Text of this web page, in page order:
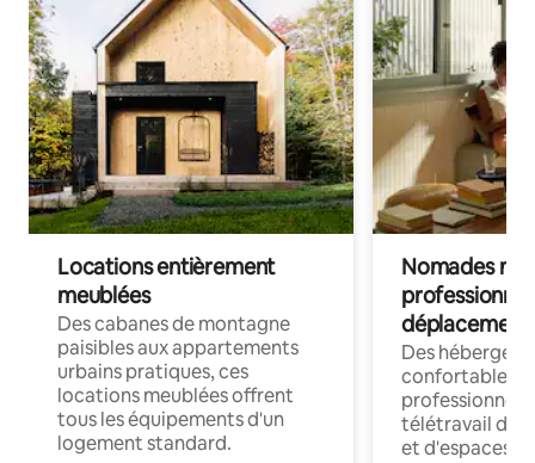
Locations entièrement
meublées
Des cabanes de montagne
paisibles aux appartements
urbains pratiques, ces
locations meublées offrent
tous les équipements d'un
logement standard.
Nomades
déplacement
Des
confortables
professionnels
télétravail
et d'espaces